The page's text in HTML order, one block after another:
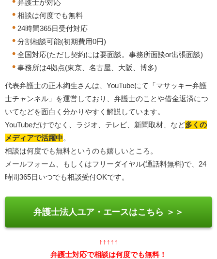
弁護士が対応
相談は何度でも無料
24時間365日受付対応
分割相談可能(初期費用0円)
全国対応(ただし契約には要面談。事務所面談or出張面談)
事務所は4拠点(東京、名古屋、大阪、博多)
代表弁護士の正木絢生さんは、YouTubeにて「マサッキー弁護
士チャンネル」を運営しており、弁護士のことや借金返済につ
いてなどを面白く分かりやすく解説しています。
YouTubeだけでなく、ラジオ、テレビ、新聞取材、など多くの
メディアで活躍中。
相談は何度でも無料というのも嬉しいところ。
メールフォーム、もしくはフリーダイヤル(通話料無料)で、24
時間365日いつでも相談受付OKです。
弁護士法人ユア・エースはこちら ＞＞
↑↑↑↑↑
弁護士対応で相談は何度でも無料！